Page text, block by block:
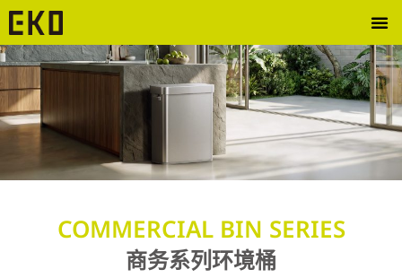
COMMERCIAL BIN SERIES
商务系列环境桶